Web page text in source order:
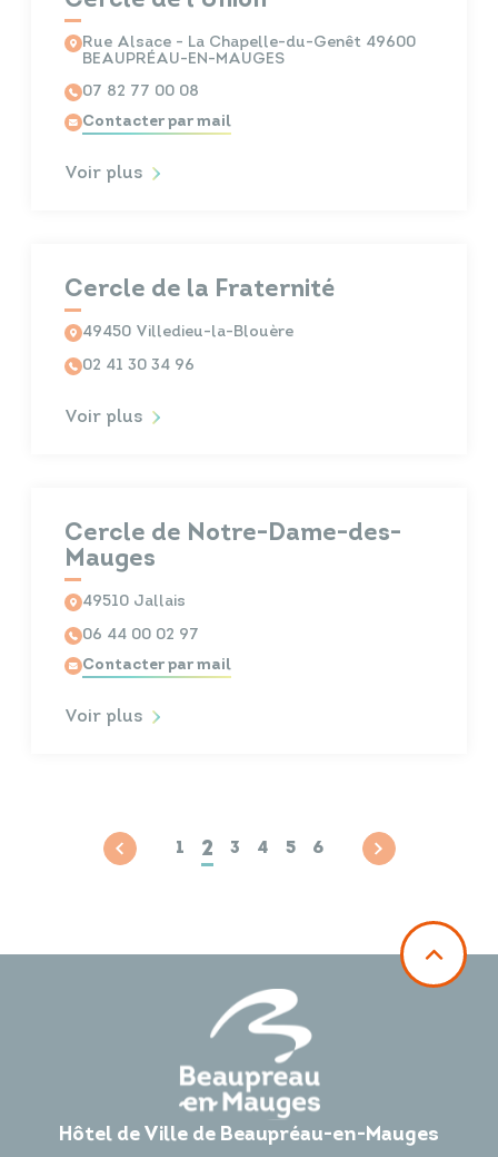
Rue Alsace - La Chapelle-du-Genêt 49600
BEAUPRÉAU-EN-MAUGES
07 82 77 00 08
Contacter par mail
Voir plus
Cercle de la Fraternité
49450 Villedieu-la-Blouère
02 41 30 34 96
Voir plus
Cercle de Notre-Dame-des-
Mauges
49510 Jallais
06 44 00 02 97
Contacter par mail
Voir plus
1 2 3 4 5 6
Hôtel de Ville de Beaupréau-en-Mauges